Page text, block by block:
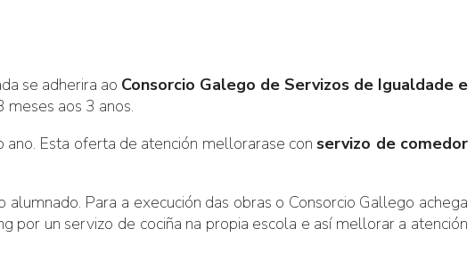
se adherira ao Consorcio Galego de Servizos de Igualdade e
meses aos 3 anos.
Esta oferta de atención mellorarase con servizo de comedor
Para a execución das obras o Consorcio Gallego achega
un servizo de cociña na propia escola e así mellorar a atención